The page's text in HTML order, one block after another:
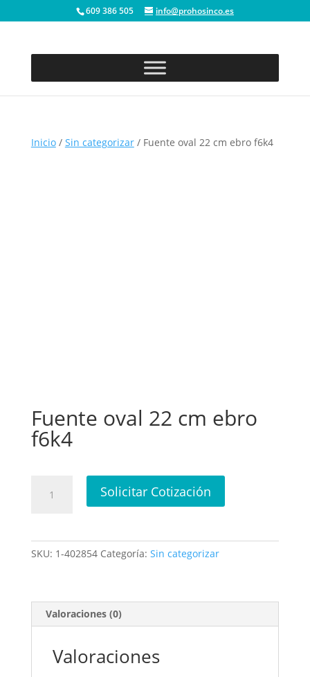
609 386 505 info@prohosinco.es
Inicio/ Sin categorizar/ Fuente oval 22 cm ebro f6k4
Fuente oval 22 cm ebro
f6k4
Solicitar Cotización
SKU: 1-402854 Categoría: Sin categorizar
Valoraciones (0)
Valoraciones